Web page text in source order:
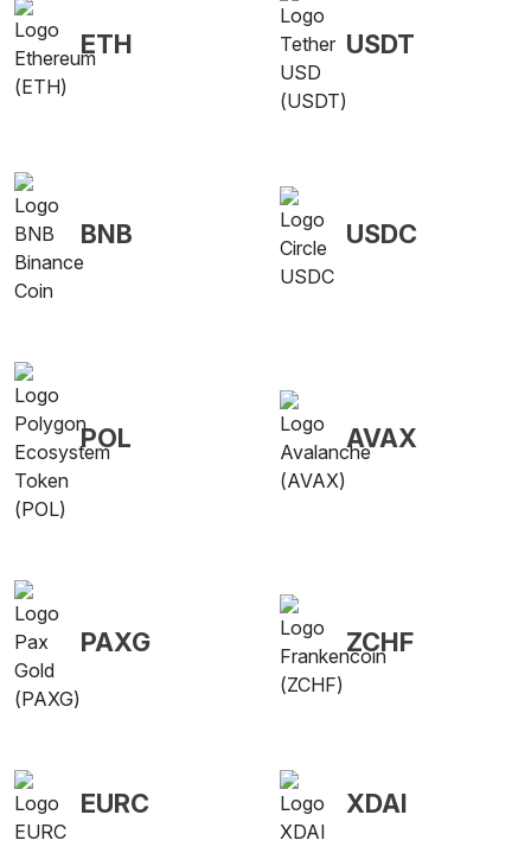
ETH USDT
BNB USDC
POL AVAX
PAXG ZCHF
EURC XDAI